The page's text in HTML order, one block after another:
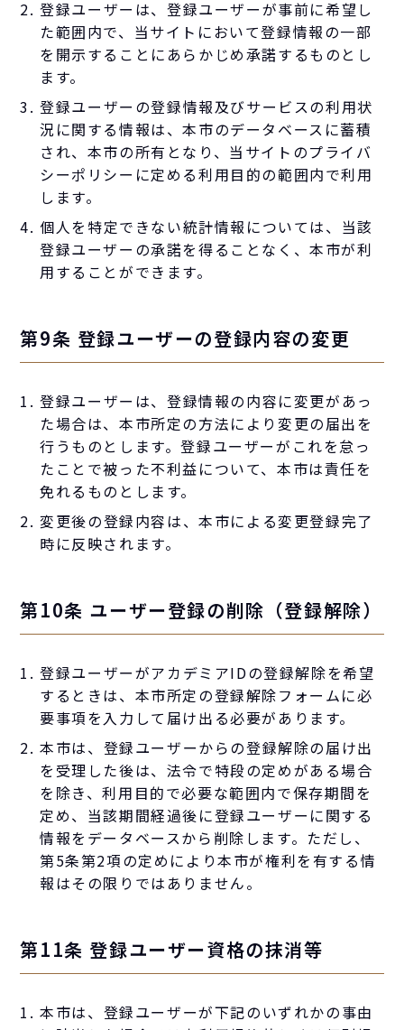
登録ユーザーは、登録ユーザーが事前に希望し
た範囲内で、当サイトにおいて登録情報の一部
を開示することにあらかじめ承諾するものとし
ます。
登録ユーザーの登録情報及びサービスの利用状
況に関する情報は、本市のデータベースに蓄積
され、本市の所有となり、当サイトのプライバ
シーポリシーに定める利用目的の範囲内で利用
します。
個人を特定できない統計情報については、当該
登録ユーザーの承諾を得ることなく、本市が利
用することができます。
第9条 登録ユーザーの登録内容の変更
登録ユーザーは、登録情報の内容に変更があっ
た場合は、本市所定の方法により変更の届出を
行うものとします。登録ユーザーがこれを怠っ
たことで被った不利益について、本市は責任を
免れるものとします。
変更後の登録内容は、本市による変更登録完了
時に反映されます。
第10条 ユーザー登録の削除（登録解除）
登録ユーザーがアカデミアIDの登録解除を希望
するときは、本市所定の登録解除フォームに必
要事項を入力して届け出る必要があります。
本市は、登録ユーザーからの登録解除の届け出
を受理した後は、法令で特段の定めがある場合
を除き、利用目的で必要な範囲内で保存期間を
定め、当該期間経過後に登録ユーザーに関する
情報をデータベースから削除します。ただし、
第5条第2項の定めにより本市が権利を有する情
報はその限りではありません。
第11条 登録ユーザー資格の抹消等
本市は、登録ユーザーが下記のいずれかの事由